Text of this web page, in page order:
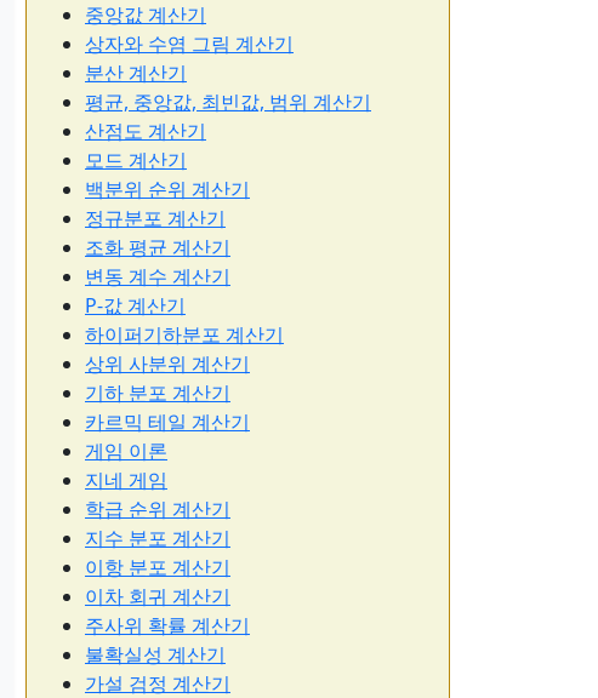
중앙값 계산기
상자와 수염 그림 계산기
분산 계산기
평균, 중앙값, 최빈값, 범위 계산기
산점도 계산기
모드 계산기
백분위 순위 계산기
정규분포 계산기
조화 평균 계산기
변동 계수 계산기
P-값 계산기
하이퍼기하분포 계산기
상위 사분위 계산기
기하 분포 계산기
카르믹 테일 계산기
게임 이론
지네 게임
학급 순위 계산기
지수 분포 계산기
이항 분포 계산기
이차 회귀 계산기
주사위 확률 계산기
불확실성 계산기
가설 검정 계산기